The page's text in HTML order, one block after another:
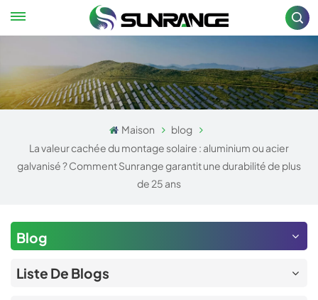
Maison
blog
La valeur cachée du montage solaire : aluminium ou acier
galvanisé ? Comment Sunrange garantit une durabilité de plus
de 25 ans
Blog
Liste De Blogs